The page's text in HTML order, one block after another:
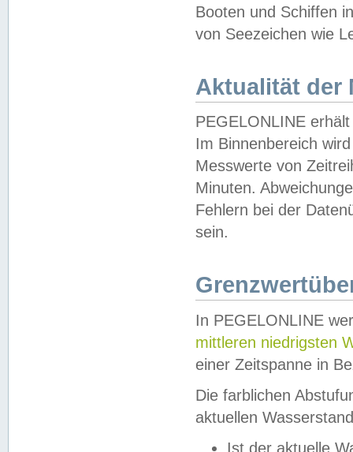
Booten und Schiffen
von Seezeichen wie
Aktualität der
PEGELONLINE
Im Binnenbereich
Messwerte von
Minuten.
Fehlern bei der
sein.
In PEGELONLINE
mittleren niedrigsten
einer Zeitspanne in
Die farblichen
aktuellen
Ist der aktuelle